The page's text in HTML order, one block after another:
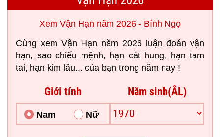
Xem Vận Hạn năm 2026 - Bính Ngọ
Cùng xem Vận Hạn năm 2026 luận đoán vận
hạn, sao chiếu mệnh, hạn cát hung, hạn tam
tai, hạn kim lâu... của bạn trong năm nay !
Giới tính
Nam Nữ
Năm sinh(ÂL)